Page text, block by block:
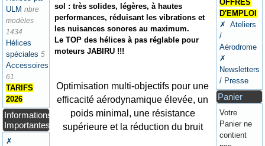
ULM nbre
modèles
1434
Hélices
spéciales 5
Accessoires
61
TARIFS
2026
Informations
Importantes
✗
sol : très solides, légères, à hautes
performances, réduisant les vibrations et
les nuisances sonores au maximum.
Le TOP des hélices à pas réglable pour
moteurs JABIRU !!!
Optimisation multi-objectifs pour une
efficacité aérodynamique élevée, un
poids minimal, une résistance
supérieure et la réduction du bruit
OFFRES
D'EMPLOI
✗ Ateliers
/
Aérodrome
✗
Newsletters
/ Presse
Panier
Votre
Panier ne
contient